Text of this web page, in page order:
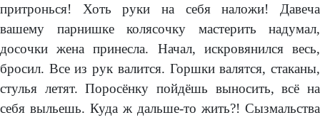
притронься! Хоть руки на себя наложи! Давеча
вашему парнишке колясочку мастерить надумал,
досочки жена принесла. Начал, искровянился весь,
бросил. Все из рук валится. Горшки валятся, стаканы,
стулья летят. Поросёнку пойдёшь выносить, всё на
себя выльешь. Куда ж дальше-то жить?! Сызмальства